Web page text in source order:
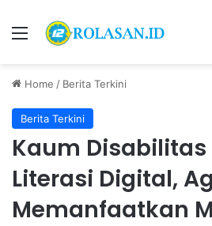
Menu
Home / Berita Terkini
Berita Terkini
Kaum
Literasi Digital,
Memanfaatkan